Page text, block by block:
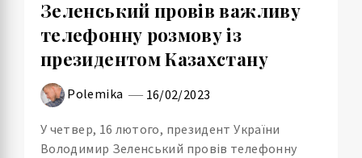
Зеленський провів важливу
телефонну розмову із
президентом Казахстану
Polemika 16/02/2023
У четвер, 16 лютого, президент України
Володимир Зеленський провів телефонну